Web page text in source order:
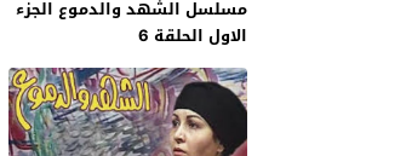
مسلسل الشهد والدموع الجزء
الاول الحلقة 6